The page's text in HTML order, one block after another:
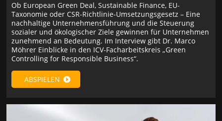
Ob European Green Deal, Sustainable Finance, EU-
Taxonomie oder CSR-Richtlinie-Umsetzungsgese­tz – Eine
nachhaltige Unternehmensführung und die Steuerung
sozialer und ökologischer Ziele gewinnen für Unternehmen
zunehmend an Bedeutung. Im Interview gibt Dr. Marco
Möhrer Einblicke in den ICV-Facharbeitskreis „Green
Controlling for Responsible Business“.
ABSPIELEN